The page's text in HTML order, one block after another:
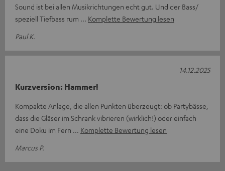
Sound ist bei allen Musikrichtungen echt gut. Und der Bass/
speziell Tiefbass rum
Komplette Bewertung lesen
Paul K.
Kurzversion: Hammer!
Kompakte Anlage, die allen Punkten überzeugt: ob Partybässe,
dass die Gläser im Schrank vibrieren (wirklich!) oder einfach
eine Doku im Fern
Komplette Bewertung lesen
Marcus P.
14.12.2025